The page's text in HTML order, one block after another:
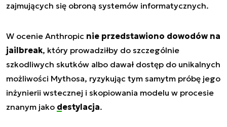
zajmujących się obroną systemów informatycznych.
W ocenie Anthropic nie przedstawiono dowodów na
jailbreak, który prowadziłby do szczególnie
szkodliwych skutków albo dawał dostęp do unikalnych
możliwości Mythosa, ryzykując tym samytm próbę jego
inżynierii wstecznej i skopiowania modelu w procesie
znanym jako destylacja.